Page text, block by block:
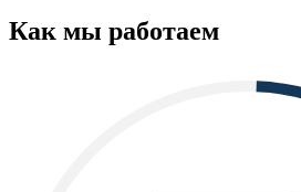
Как мы работаем